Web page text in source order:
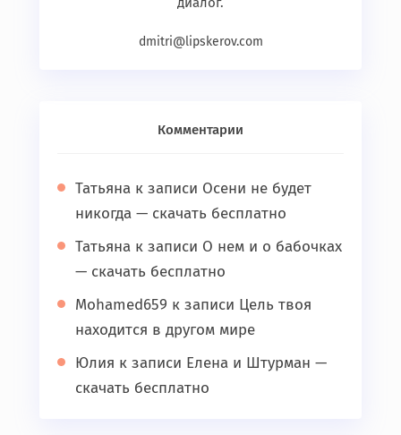
dmitri@lipskerov.com
Комментарии
Татьяна к записи Осени не будет
никогда — скачать бесплатно
Татьяна к записи О нем и о бабочках
— скачать бесплатно
Mohamed659 к записи Цель твоя
находится в другом мире
Юлия к записи Елена и Штурман —
скачать бесплатно